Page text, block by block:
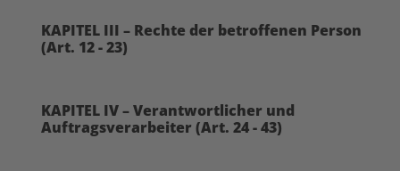
KAPITEL III – Rechte der betroffenen Person
(Art. 12 - 23)
KAPITEL IV – Verantwortlicher und
Auftragsverarbeiter (Art. 24 - 43)